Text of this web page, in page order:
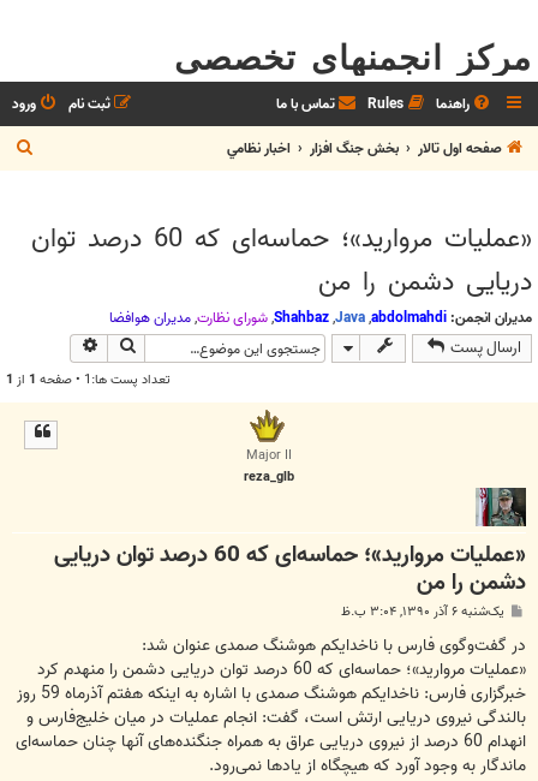
مرکز انجمنهای تخصصی
راهنما Rules تماس با ما ورود
ثبت نام
صفحه اول تالار
بخش جنگ افزار اخبار نظامي
س
«عملیات مروارید»؛ حماسه‌ای که 60 درصد توان
دریایی دشمن را من
مدیران انجمن: abdolmahdi
,
Java
,
Shahbaz
,شوراي نظارت,مديران هوافضا
ارسال پست جستجو
تعداد پست ها:1 • صفحه 1 از 1
Major II
reza_glb
«عملیات مروارید»؛ حماسه‌ای که 60 درصد توان دریایی
دشمن را من
ت
یک‌شنبه ۶ آذر ۱۳۹۰, ۳:۰۴ ب.ظ
در گفت‌وگوی فارس با ناخدایکم هوشنگ صمدی عنوان شد:
«عملیات مروارید»؛ حماسه‌ای که 60 درصد توان دریایی دشمن را منهدم کرد
خبرگزاری فارس: ناخدایکم هوشنگ صمدی با اشاره به اینکه هفتم آذرماه 59 روز
بالندگی نیروی دریایی ارتش است، گفت: انجام عملیات در میان خلیج‌فارس و
انهدام 60 درصد از نیروی دریایی عراق به همراه جنگنده‌های آنها چنان حماسه‌ای
ماندگار به وجود آورد که هیچگاه از یادها نمی‌رود.